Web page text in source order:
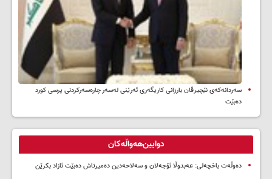
سه‌ردانه‌کەی نێچیرڤان بارزانی كاریگه‌ری ئه‌رێنی له‌سه‌ر چاره‌سه‌ركردنی پرسی كورد
ده‌بێت
دوایین‌هەواڵەکان
دەوڵەت باخچەلی: عەبدوڵا ئۆجەلان و سەلاحەدین دەمیرتاش دەبێت ئازاد بکرێن